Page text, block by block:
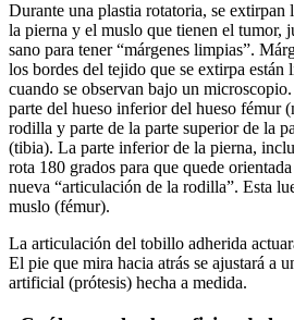
Durante una plastia rotatoria, se extirpan
la pierna y el muslo que tienen el tumor,
sano para tener “márgenes limpias”.
los bordes del tejido que se extirpa están
cuando se observan bajo un
parte del hueso inferior del hueso fémur
rodilla y parte de la parte superior de la
(tibia). La parte inferior de la pierna,
rota 180 grados para que quede
nueva “articulación de la rodilla”. Esta
muslo (fémur).
La articulación del tobillo adherida
El pie que mira hacia atrás se ajustará a
artificial (prótesis) hecha a medida.